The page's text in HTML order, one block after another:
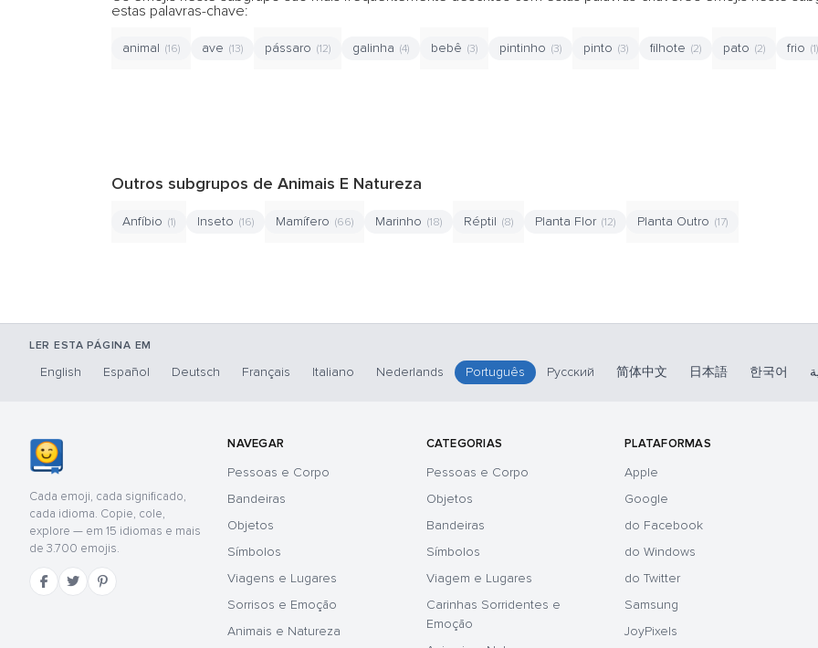
estas palavras-chave:
animal (16) ave (13) pássaro (12) galinha (4) bebê (3) pintinho (3) pinto (3) filhote (2) pato (2) frio (1)
Outros subgrupos de Animais E Natureza
Anfíbio (1) Inseto (16) Mamífero (66) Marinho (18) Réptil (8) Planta Flor (12) Planta Outro (17)
LER ESTA PÁGINA EM
English Español Deutsch Français Italiano Nederlands Português Русский 简体中文 日本語 한국어
Cada emoji, cada significado,
cada idioma. Copie, cole,
explore — em 15 idiomas e mais
de 3.700 emojis.
NAVEGAR
Pessoas e Corpo
Bandeiras
Objetos
Símbolos
Viagens e Lugares
Sorrisos e Emoção
Animais e Natureza
CATEGORIAS
Pessoas e Corpo
Objetos
Bandeiras
Símbolos
Viagem e Lugares
Carinhas Sorridentes e
Emoção
PLATAFORMAS
Apple
Google
do Facebook
do Windows
do Twitter
Samsung
JoyPixels